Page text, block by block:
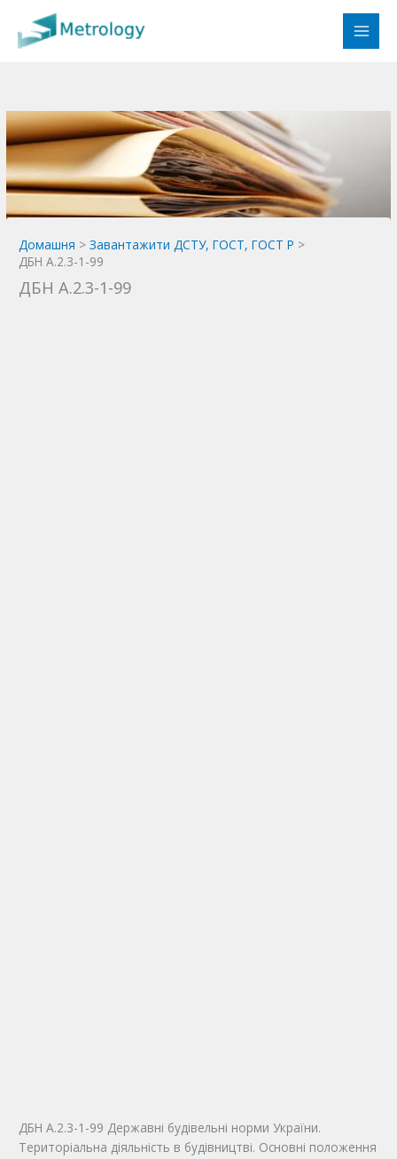
вмісту
Домашня
Завантажити ДСТУ, ГОСТ, ГОСТ Р
ДБН А.2.3-1-99
ДБН А.2.3-1-99
ДБН А.2.3-1-99 Державні будівельні норми України.
Територіальна діяльність в будівництві. Основні положення